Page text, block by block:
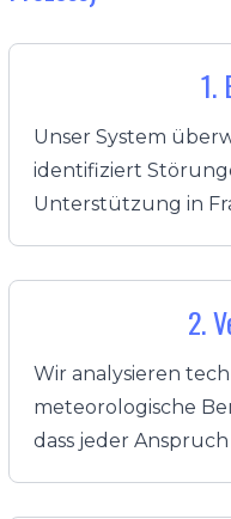
1.
Unser System
identifiziert
Unterstützung in
2.
Wir analysieren
meteorologische
dass jeder